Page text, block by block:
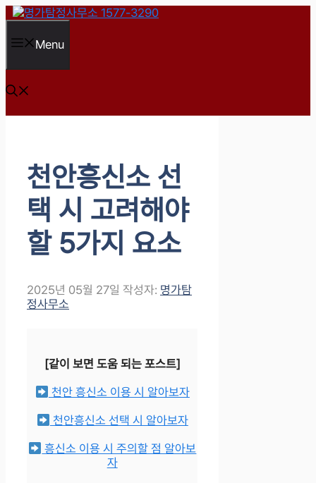
컨
츠
건
너
뛰
Menu
천안흥신소 선
택 시 고려해야
할 5가지 요소
2025년 05월 27일 작성자: 명가탐
정사무소
[같이 보면 도움 되는 포스트]
천안 흥신소 이용 시 알아보자
천안흥신소 선택 시 알아보자
흥신소 이용 시 주의할 점 알아보
자